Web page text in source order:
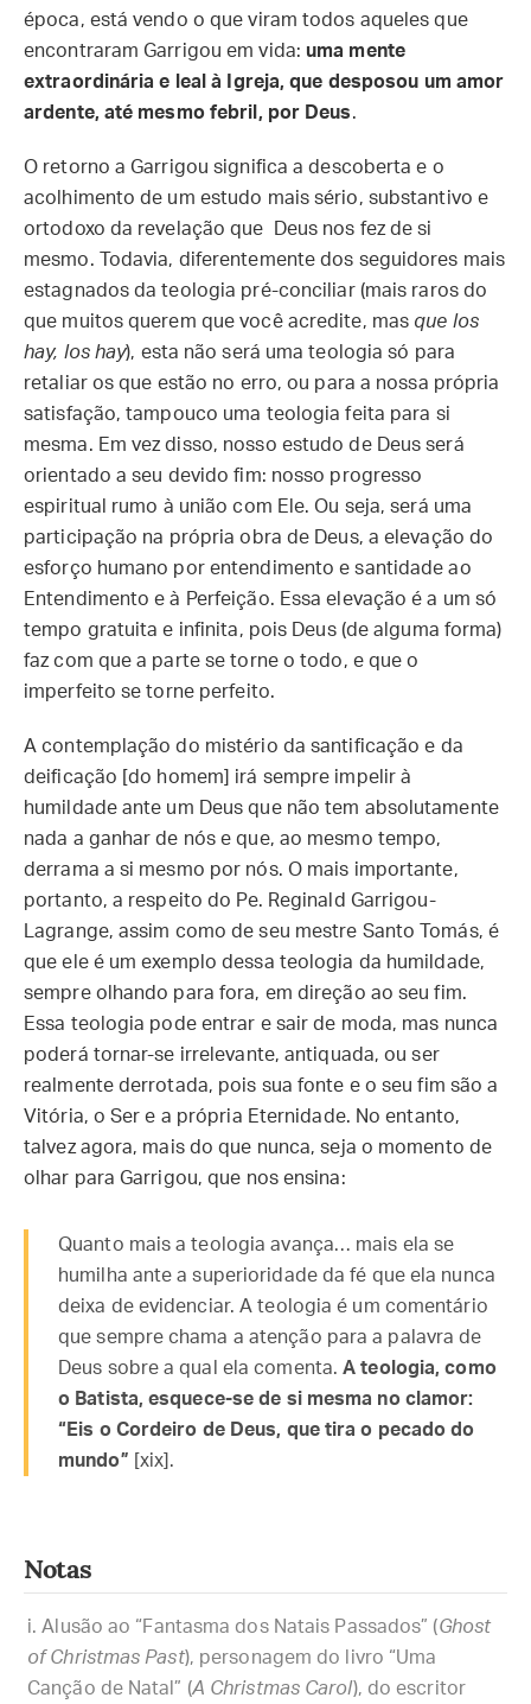
época, está vendo o que viram todos aqueles que
encontraram Garrigou em vida: uma mente
extraordinária e leal à Igreja, que desposou um amor
ardente, até mesmo febril, por Deus.
O retorno a Garrigou significa a descoberta e o
acolhimento de um estudo mais sério, substantivo e
ortodoxo da revelação que Deus nos fez de si
mesmo. Todavia, diferentemente dos seguidores mais
estagnados da teologia pré-conciliar (mais raros do
que muitos querem que você acredite, mas que los
hay, los hay), esta não será uma teologia só para
retaliar os que estão no erro, ou para a nossa própria
satisfação, tampouco uma teologia feita para si
mesma. Em vez disso, nosso estudo de Deus será
orientado a seu devido fim: nosso progresso
espiritual rumo à união com Ele. Ou seja, será uma
participação na própria obra de Deus, a elevação do
esforço humano por entendimento e santidade ao
Entendimento e à Perfeição. Essa elevação é a um só
tempo gratuita e infinita, pois Deus (de alguma forma)
faz com que a parte se torne o todo, e que o
imperfeito se torne perfeito.
A contemplação do mistério da santificação e da
deificação [do homem] irá sempre impelir à
humildade ante um Deus que não tem absolutamente
nada a ganhar de nós e que, ao mesmo tempo,
derrama a si mesmo por nós. O mais importante,
portanto, a respeito do Pe. Reginald Garrigou-
Lagrange, assim como de seu mestre Santo Tomás, é
que ele é um exemplo dessa teologia da humildade,
sempre olhando para fora, em direção ao seu fim.
Essa teologia pode entrar e sair de moda, mas nunca
poderá tornar-se irrelevante, antiquada, ou ser
realmente derrotada, pois sua fonte e o seu fim são a
Vitória, o Ser e a própria Eternidade. No entanto,
talvez agora, mais do que nunca, seja o momento de
olhar para Garrigou, que nos ensina:
Quanto mais a teologia avança… mais ela se
humilha ante a superioridade da fé que ela nunca
deixa de evidenciar. A teologia é um comentário
que sempre chama a atenção para a palavra de
Deus sobre a qual ela comenta.A teologia, como
o Batista, esquece-se de si mesma no clamor:
“Eis o Cordeiro de Deus, que tira o pecado do
mundo” [xix].
Notas
Alusão ao “Fantasma dos Natais Passados” (Ghost
of Christmas Past), personagem do livro “Uma
Canção de Natal” (A Christmas Carol), do escritor